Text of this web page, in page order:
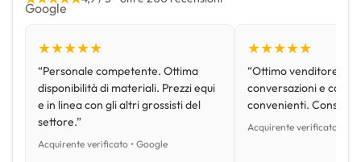
★★★★★
“Personale competente. Ottima
disponibilità di materiali. Prezzi equi
e in linea con gli altri grossisti del
settore.”
Acquirente verificato • Google
★★★★★
“Ottimo venditore,
conversazioni e con
convenienti.
Acquirente verificato •